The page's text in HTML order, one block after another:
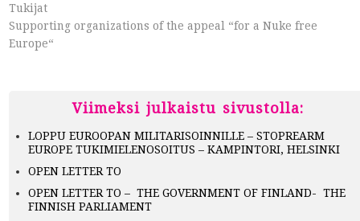
Tukijat
Supporting organizations of the appeal “for a Nuke free
Europe“
Viimeksi julkaistu sivustolla:
LOPPU EUROOPAN MILITARISOINNILLE – STOPREARM
EUROPE TUKIMIELENOSOITUS – KAMPINTORI, HELSINKI
OPEN LETTER TO
OPEN LETTER TO – THE GOVERNMENT OF FINLAND- THE
FINNISH PARLIAMENT